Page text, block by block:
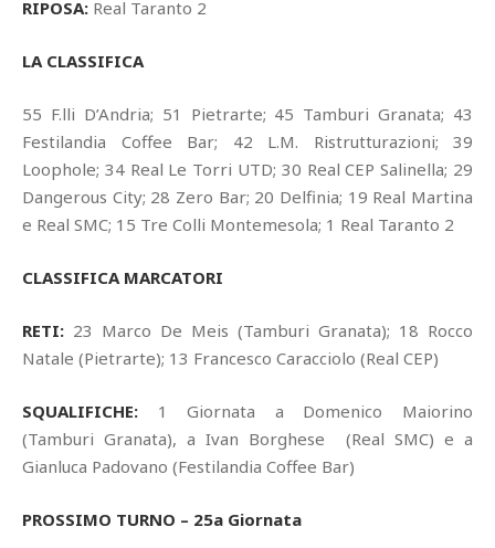
RIPOSA: Real Taranto 2
LA CLASSIFICA
55 F.lli D’Andria; 51 Pietrarte; 45 Tamburi Granata; 43
Festilandia Coffee Bar; 42 L.M. Ristrutturazioni; 39
Loophole; 34 Real Le Torri UTD; 30 Real CEP Salinella; 29
Dangerous City; 28 Zero Bar; 20 Delfinia; 19 Real Martina
e Real SMC; 15 Tre Colli Montemesola; 1 Real Taranto 2
CLASSIFICA MARCATORI
RETI: 23 Marco De Meis (Tamburi Granata); 18 Rocco
Natale (Pietrarte); 13 Francesco Caracciolo (Real CEP)
SQUALIFICHE: 1 Giornata a Domenico Maiorino
(Tamburi Granata), a Ivan Borghese (Real SMC) e a
Gianluca Padovano (Festilandia Coffee Bar)
PROSSIMO TURNO – 25a Giornata